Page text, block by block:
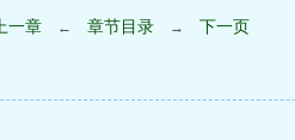
一章 ← 章节目录 → 下一页